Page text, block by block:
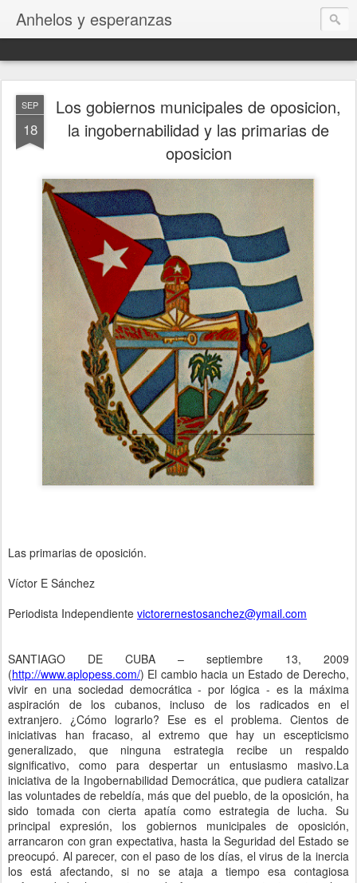
Anhelos y esperanzas
SEP
18
Los gobiernos municipales de oposicion,
la ingobernabilidad y las primarias de
oposicion
Las primarias de oposición.
Víctor E Sánchez
Periodista Independiente victorernestosanchez@ymail.com
SANTIAGO DE CUBA – septiembre 13, 2009
(http://www.aplopess.com/) El cambio hacia un Estado de Derecho,
vivir en una sociedad democrática - por lógica - es la máxima
aspiración de los cubanos, incluso de los radicados en el
extranjero. ¿Cómo lograrlo? Ese es el problema. Cientos de
iniciativas han fracaso, al extremo que hay un escepticismo
generalizado, que ninguna estrategia recibe un respaldo
significativo, como para despertar un entusiasmo masivo.La
iniciativa de la Ingobernabilidad Democrática, que pudiera catalizar
las voluntades de rebeldía, más que del pueblo, de la oposición, ha
sido tomada con cierta apatía como estrategia de lucha. Su
principal expresión, los gobiernos municipales de oposición,
arrancaron con gran expectativa, hasta la Seguridad del Estado se
preocupó. Al parecer, con el paso de los días, el virus de la inercia
los está afectando, si no se ataja a tiempo esa contagiosa